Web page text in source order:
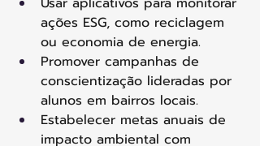
ações ESG, como reciclagem
ou economia de energia.
Promover campanhas de
conscientização lideradas por
alunos em bairros locais.
Estabelecer metas anuais de
impacto ambiental com